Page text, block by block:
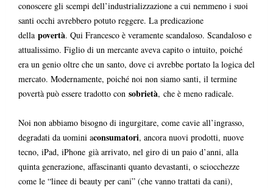
conoscere gli scempi dell’industrializzazione a cui nemmeno i suoi
santi occhi avrebbero potuto reggere. La predicazione
della povertà. Qui Francesco è veramente scandaloso. Scandaloso e
attualissimo. Figlio di un mercante aveva capito o intuito, poiché
era un genio oltre che un santo, dove ci avrebbe portato la logica del
mercato. Modernamente, poiché noi non siamo santi, il termine
povertà può essere tradotto con sobrietà, che è meno radicale.
Noi non abbiamo bisogno di ingurgitare, come cavie all’ingrasso,
degradati da uomini aconsumatori, ancora nuovi prodotti, nuove
tecno, iPad, iPhone già arrivato, nel giro di un paio d’anni, alla
quinta generazione, affascinanti quanto devastanti, o sciocchezze
come le “linee di beauty per cani” (che vanno trattati da cani),